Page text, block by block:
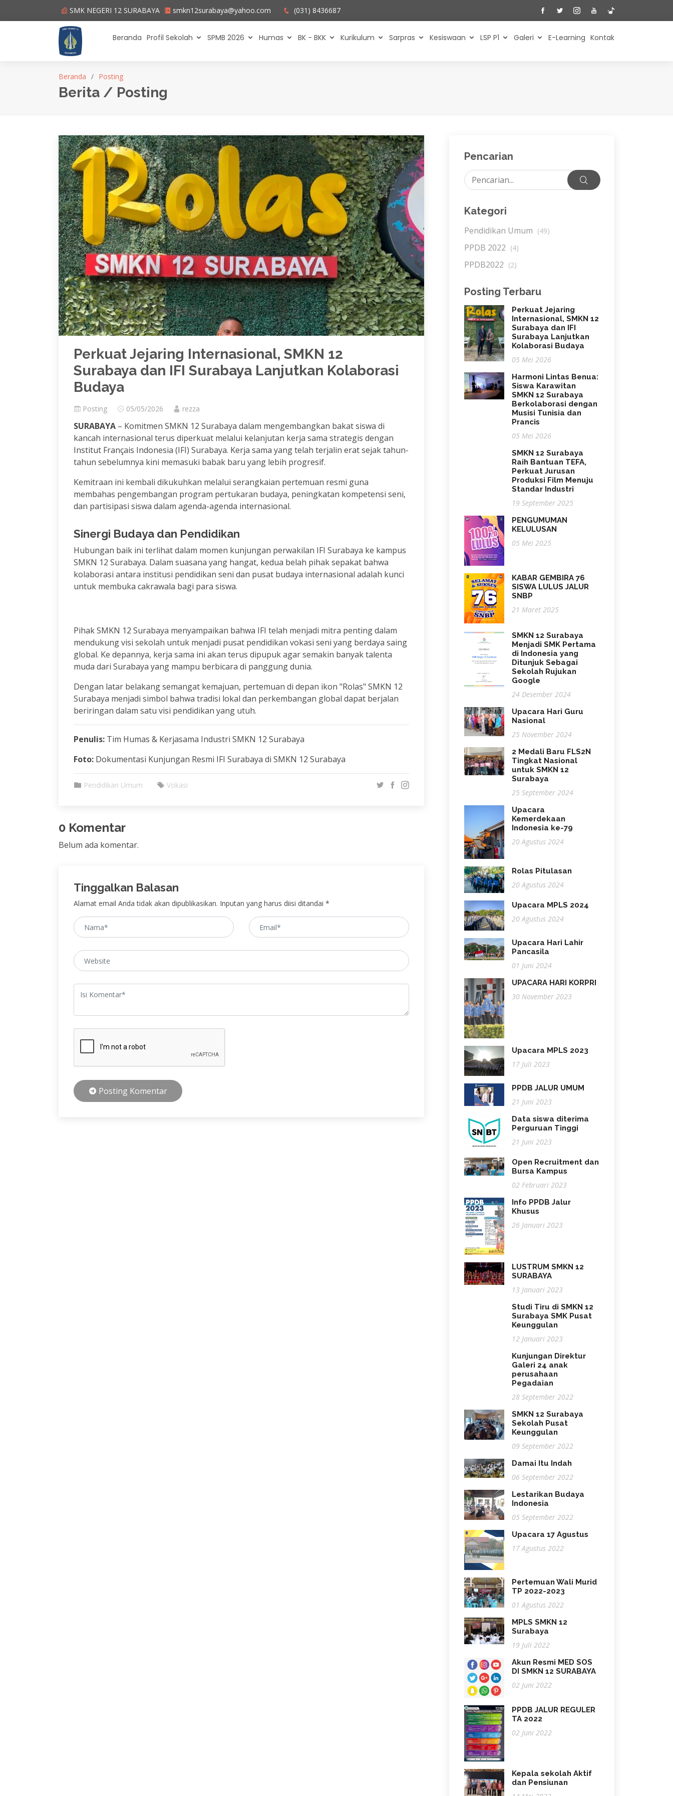
SMK NEGERI 12 SURABAYA smkn12surabaya@yahoo.com (031) 8436687
Beranda Profil Sekolah SPMB 2026 Humas BK - BKK Kurikulum Sarpras Kesiswaan LSP P1 Galeri E-Learning Kontak
Beranda Posting
Berita / Posting
Perkuat Jejaring Internasional, SMKN 12
Surabaya dan IFI Surabaya Lanjutkan Kolaborasi
Budaya
Posting 05/05/2026 rezza
SURABAYA – Komitmen SMKN 12 Surabaya dalam mengembangkan bakat siswa di
kancah internasional terus diperkuat melalui kelanjutan kerja sama strategis dengan
Institut Français Indonesia (IFI) Surabaya. Kerja sama yang telah terjalin erat sejak tahun-
tahun sebelumnya kini memasuki babak baru yang lebih progresif.
Kemitraan ini kembali dikukuhkan melalui serangkaian pertemuan resmi guna
membahas pengembangan program pertukaran budaya, peningkatan kompetensi seni,
dan partisipasi siswa dalam agenda-agenda internasional.
Sinergi Budaya dan Pendidikan
Hubungan baik ini terlihat dalam momen kunjungan perwakilan IFI Surabaya ke kampus
SMKN 12 Surabaya. Dalam suasana yang hangat, kedua belah pihak sepakat bahwa
kolaborasi antara institusi pendidikan seni dan pusat budaya internasional adalah kunci
untuk membuka cakrawala bagi para siswa.
Pihak SMKN 12 Surabaya menyampaikan bahwa IFI telah menjadi mitra penting dalam
mendukung visi sekolah untuk menjadi pusat pendidikan vokasi seni yang berdaya saing
global. Ke depannya, kerja sama ini akan terus dipupuk agar semakin banyak talenta
muda dari Surabaya yang mampu berbicara di panggung dunia.
Dengan latar belakang semangat kemajuan, pertemuan di depan ikon "Rolas" SMKN 12
Surabaya menjadi simbol bahwa tradisi lokal dan perkembangan global dapat berjalan
beriringan dalam satu visi pendidikan yang utuh.
Penulis: Tim Humas & Kerjasama Industri SMKN 12 Surabaya
Foto: Dokumentasi Kunjungan Resmi IFI Surabaya di SMKN 12 Surabaya
Pendidikan Umum Vokasi
0 Komentar
Belum ada komentar.
Tinggalkan Balasan
Alamat email Anda tidak akan dipublikasikan. Inputan yang harus diisi ditandai *
Posting Komentar
Pencarian
Kategori
Pendidikan Umum (49)
PPDB 2022 (4)
PPDB2022 (2)
Posting Terbaru
Perkuat Jejaring
Internasional, SMKN 12
Surabaya dan IFI
Surabaya Lanjutkan
Kolaborasi Budaya
05 Mei 2026
Harmoni Lintas Benua:
Siswa Karawitan
SMKN 12 Surabaya
Berkolaborasi dengan
Musisi Tunisia dan
Prancis
05 Mei 2026
SMKN 12 Surabaya
Raih Bantuan TEFA,
Perkuat Jurusan
Produksi Film Menuju
Standar Industri
19 September 2025
PENGUMUMAN
KELULUSAN
05 Mei 2025
KABAR GEMBIRA 76
SISWA LULUS JALUR
SNBP
21 Maret 2025
SMKN 12 Surabaya
Menjadi SMK Pertama
di Indonesia yang
Ditunjuk Sebagai
Sekolah Rujukan
Google
24 Desember 2024
Upacara Hari Guru
Nasional
25 November 2024
2 Medali Baru FLS2N
Tingkat Nasional
untuk SMKN 12
Surabaya
25 September 2024
Upacara
Kemerdekaan
Indonesia ke-79
20 Agustus 2024
Rolas Pitulasan
20 Agustus 2024
Upacara MPLS 2024
20 Agustus 2024
Upacara Hari Lahir
Pancasila
01 Juni 2024
UPACARA HARI KORPRI
30 November 2023
Upacara MPLS 2023
17 Juli 2023
PPDB JALUR UMUM
21 Juni 2023
Data siswa diterima
Perguruan Tinggi
21 Juni 2023
Open Recruitment dan
Bursa Kampus
02 Februari 2023
Info PPDB Jalur
Khusus
26 Januari 2023
LUSTRUM SMKN 12
SURABAYA
13 Januari 2023
Studi Tiru di SMKN 12
Surabaya SMK Pusat
Keunggulan
12 Januari 2023
Kunjungan Direktur
Galeri 24 anak
perusahaan
Pegadaian
28 September 2022
SMKN 12 Surabaya
Sekolah Pusat
Keunggulan
09 September 2022
Damai Itu Indah
06 September 2022
Lestarikan Budaya
Indonesia
05 September 2022
Upacara 17 Agustus
17 Agustus 2022
Pertemuan Wali Murid
TP 2022-2023
01 Agustus 2022
MPLS SMKN 12
Surabaya
19 Juli 2022
Akun Resmi MED SOS
DI SMKN 12 SURABAYA
02 Juni 2022
PPDB JALUR REGULER
TA 2022
02 Juni 2022
Kepala sekolah Aktif
dan Pensiunan